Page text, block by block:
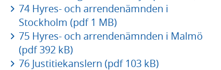
74 Hyres- och arrendenämnden i
Stockholm (pdf 1 MB)
75 Hyres- och arrendenämnden i Malmö
(pdf 392 kB)
76 Justitiekanslern (pdf 103 kB)